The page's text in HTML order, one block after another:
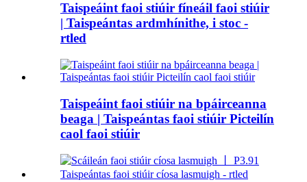
Taispeáint faoi stiúir fíneáil faoi stiúir
| Taispeántas ardmhínithe, i stoc -
rtled
Taispeáint faoi stiúir na bpáirceanna
beaga | Taispeántas faoi stiúir Picteilín
caol faoi stiúir